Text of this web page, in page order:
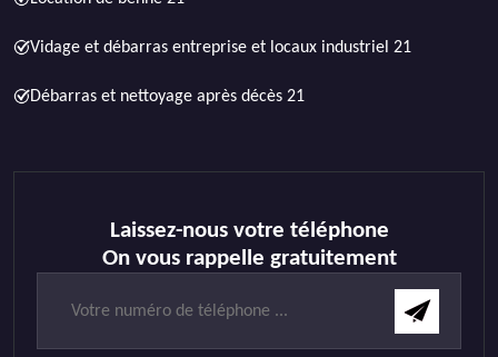
Vidage et débarras entreprise et locaux industriel 21
Débarras et nettoyage après décès 21
Laissez-nous votre téléphone
On vous rappelle gratuitement